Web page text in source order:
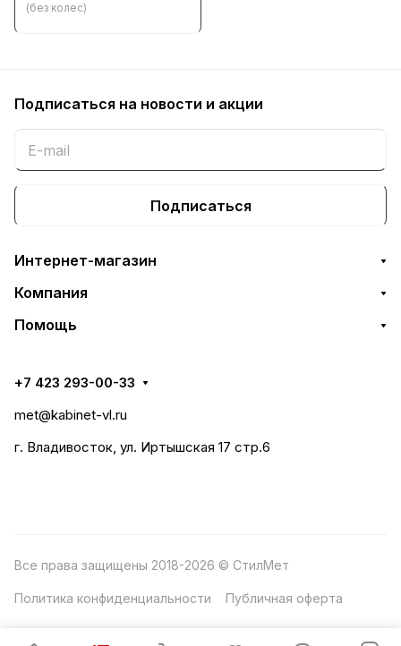
(без колес)
Подписаться на новости и акции
Подписаться
Интернет-магазин
Компания
Помощь
+7 423 293-00-33
met@kabinet-vl.ru
г. Владивосток, ул. Иртышская 17 стр.6
Все права защищены 2018-2026 © СтилМет
Политика конфиденциальности Публичная оферта